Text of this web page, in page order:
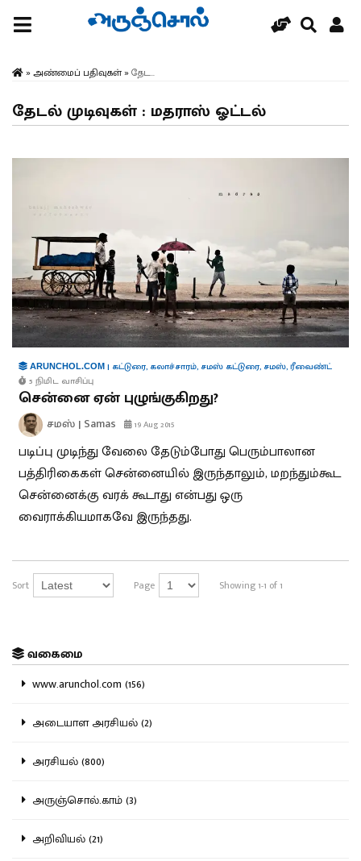
» அண்மைப் பதிவுகள்» தேட...
தேடல் முடிவுகள் : மதராஸ் ஓட்டல்
ARUNCHOL.COM | கட்டுரை, கலாச்சாரம், சமஸ் கட்டுரை, சமஸ்,ரீவைண்ட்
5 நிமிட வாசிப்பு
சென்னை ஏன் புழுங்குகிறது?
சமஸ் | Samas 19 Aug 2015
படிப்பு முடிந்து வேலை தேடும்போது பெரும்பாலான
பத்திரிகைகள் சென்னையில் இருந்தாலும், மறந்தும்கூட
சென்னைக்கு வரக் கூடாது என்பது ஒரு
வைராக்கியமாகவே இருந்தது.
Sort Page Showing 1-1 of 1
வகைமை
www.arunchol.com (156)
அடையாள அரசியல் (2)
அரசியல் (800)
அருஞ்சொல்.காம் (3)
அறிவியல் (21)